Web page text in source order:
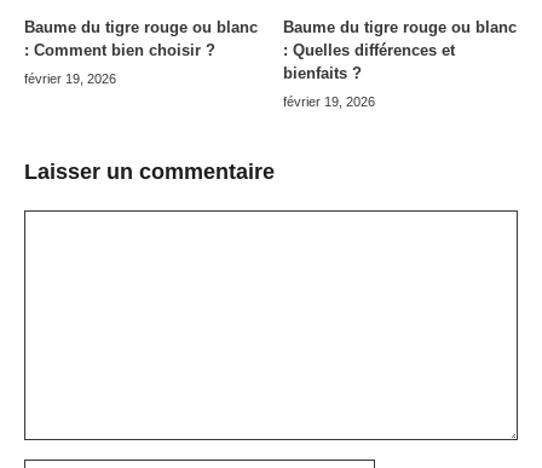
Baume du tigre rouge ou blanc
: Comment bien choisir ?
février 19, 2026
Baume du tigre rouge ou blanc
: Quelles différences et
bienfaits ?
février 19, 2026
Laisser un commentaire